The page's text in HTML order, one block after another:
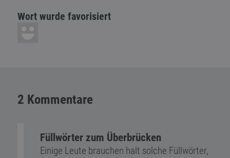
Wort wurde favorisiert
2 Kommentare
Füllwörter zum Überbrücken
Einige Leute brauchen halt solche Füllwörter,